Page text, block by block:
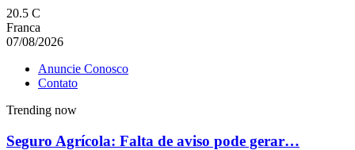
20.5 C
Franca
07/08/2026
Anuncie Conosco
Contato
Trending now
Seguro Agrícola: Falta de aviso pode gerar…